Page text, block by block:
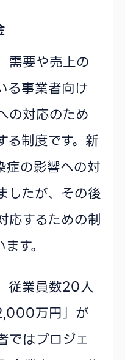
需要や売上の
る事業者向け
の対応のため
る制度です。新
症の影響への対
したが、その後
応するための制
す。
従業員数20人
万円」が
ではプロジェ